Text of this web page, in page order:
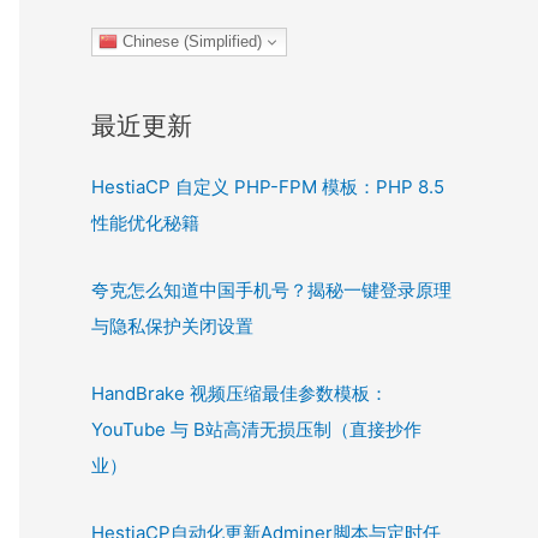
Chinese (Simplified)
最近更新
HestiaCP 自定义 PHP-FPM 模板：PHP 8.5
性能优化秘籍
夸克怎么知道中国手机号？揭秘一键登录原理
与隐私保护关闭设置
HandBrake 视频压缩最佳参数模板：
YouTube 与 B站高清无损压制（直接抄作
业）
HestiaCP自动化更新Adminer脚本与定时任